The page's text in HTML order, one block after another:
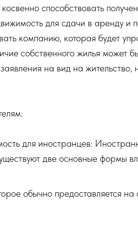
способствовать
для сдачи в аренду и
компанию, которая будет
собственного жилья может
на вид на жительство,
для иностранцев:
две основные формы
обычно предоставляется